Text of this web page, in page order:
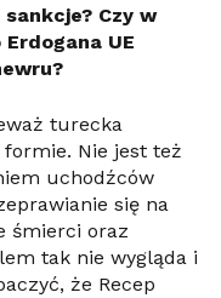
Czy w
UE
turecka
Nie jest też
uchodźców
się na
śmierci oraz
tak nie wygląda i
że Recep